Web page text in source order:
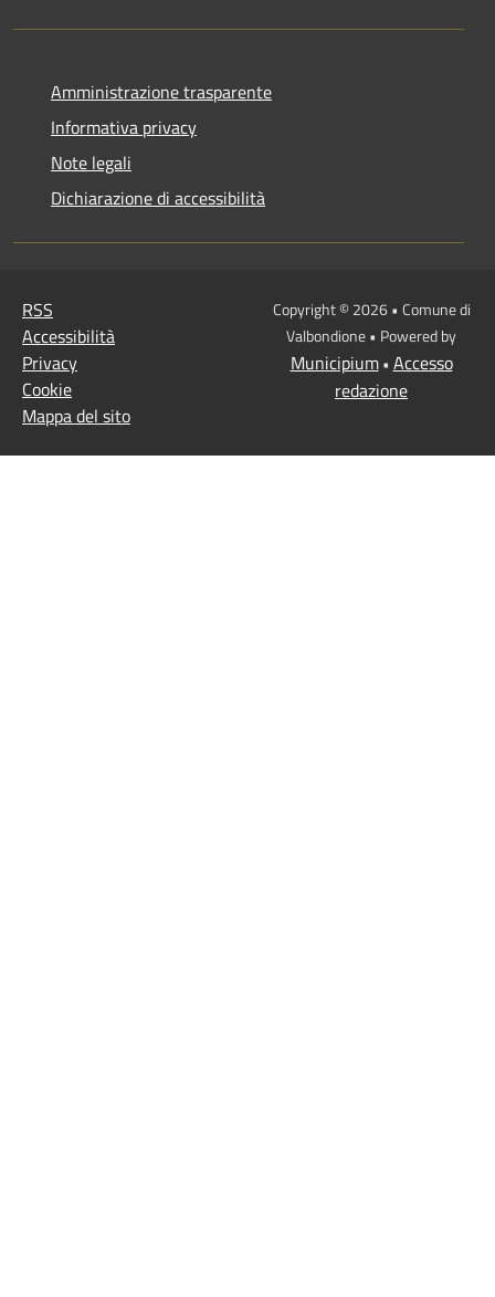
Amministrazione trasparente
Informativa privacy
Note legali
Dichiarazione di accessibilità
RSS
Accessibilità
Privacy
Cookie
Mappa del sito
Copyright © 2026 • Comune di
Valbondione • Powered by
Municipium• Accesso
redazione